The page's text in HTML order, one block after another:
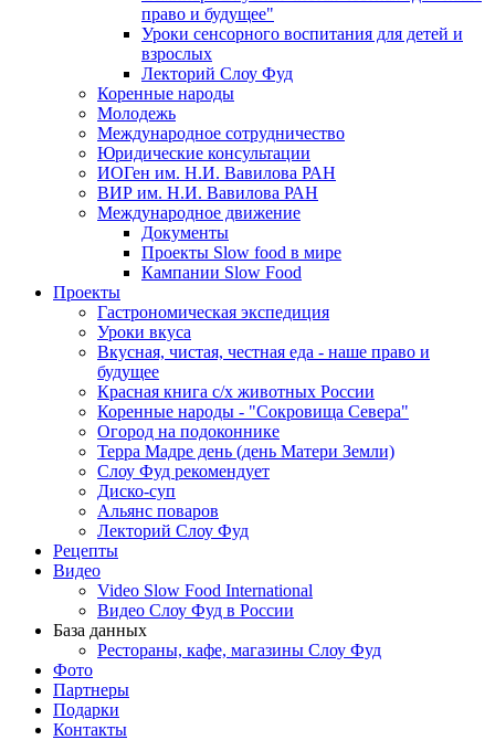
право и будущее"
Уроки сенсорного воспитания для детей и
взрослых
Лекторий Слоу Фуд
Коренные народы
Молодежь
Международное сотрудничество
Юридические консультации
ИОГен им. Н.И. Вавилова РАН
ВИР им. Н.И. Вавилова РАН
Международное движение
Документы
Проекты Slow food в мире
Кампании Slow Food
Проекты
Гастрономическая экспедиция
Уроки вкуса
Вкусная, чистая, честная еда - наше право и
будущее
Красная книга с/х животных России
Коренные народы - "Сокровища Севера"
Огород на подоконнике
Терра Мадре день (день Матери Земли)
Слоу Фуд рекомендует
Диско-суп
Альянс поваров
Лекторий Слоу Фуд
Рецепты
Видео
Video Slow Food International
Видео Слоу Фуд в России
База данных
Рестораны, кафе, магазины Слоу Фуд
Фото
Партнеры
Подарки
Контакты